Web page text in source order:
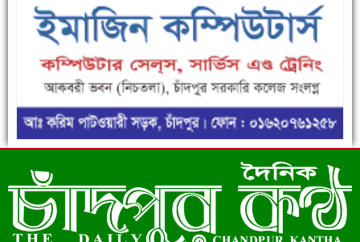
ফরিদগঞ্জে ড্রেন ও সড়ক নির্মাণে ধীরগতি জনদুর্ভোগ চরমে
রেকর্ড ৪৫.৪৬ বিলিয়ন ডলারের রিজার্ভ